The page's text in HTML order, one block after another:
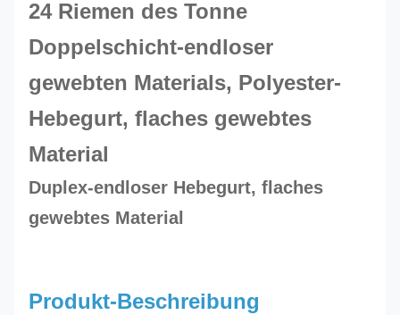
24 Riemen des Tonne
Doppelschicht-endloser
gewebten Materials, Polyester-
Hebegurt, flaches gewebtes
Material
Duplex-endloser Hebegurt, flaches
gewebtes Material
Produkt-Beschreibung